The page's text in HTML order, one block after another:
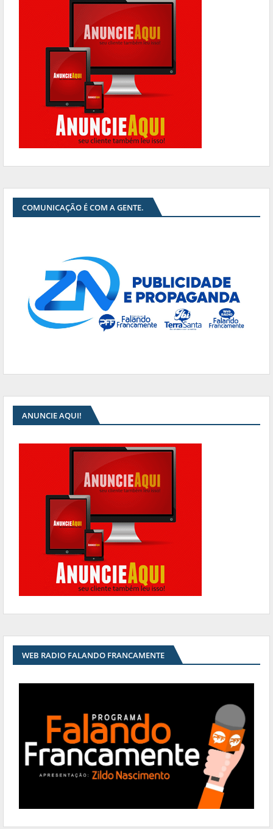
COMUNICAÇÃO É COM A GENTE.
ANUNCIE AQUI!
WEB RADIO FALANDO FRANCAMENTE